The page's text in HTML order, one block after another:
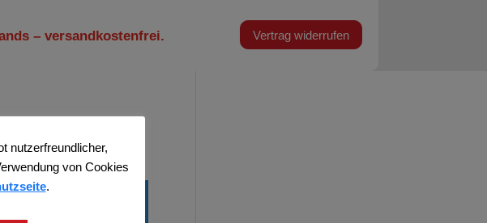
– versandkostenfrei. Vertrag widerrufen
nutzerfreundlicher,
von Cookies
.